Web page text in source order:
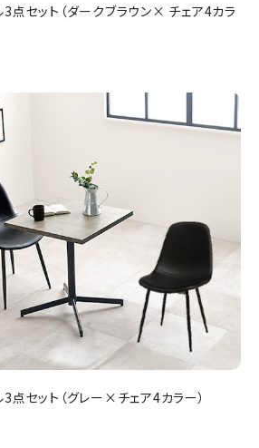
点セット（ダークブラウン× チェア4カラ
セット（グレー×チェア4カラー）